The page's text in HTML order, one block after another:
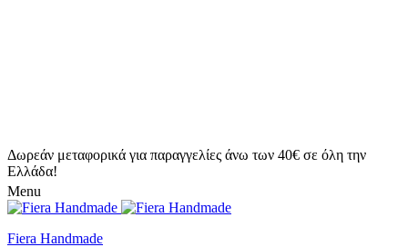
Δωρεάν μεταφορικά για παραγγελίες άνω των 40€ σε όλη την
Ελλάδα!
Menu
Fiera Handmade